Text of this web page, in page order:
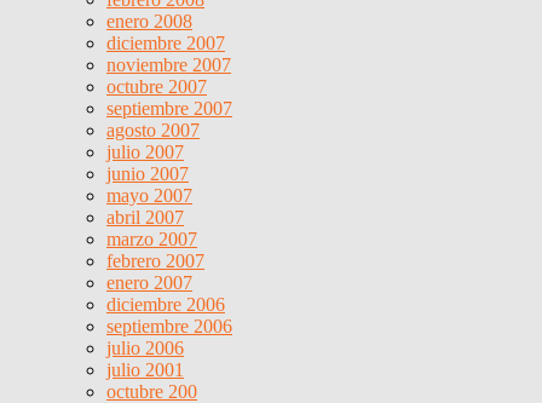
enero 2008
diciembre 2007
noviembre 2007
octubre 2007
septiembre 2007
agosto 2007
julio 2007
junio 2007
mayo 2007
abril 2007
marzo 2007
febrero 2007
enero 2007
diciembre 2006
septiembre 2006
julio 2006
julio 2001
octubre 200